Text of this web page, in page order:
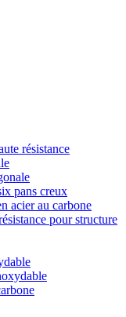
résistance
pans creux
acier au carbone
pour structure